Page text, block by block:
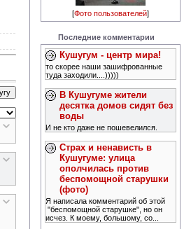
[Фото пользователей]
Последние комментарии
Кушугум - центр мира!
то скорее наши зашифрованные
туда заходили....)))))
В Кушугуме жители
десятка домов сидят без
воды
И не кто даже не пошевелился.
Страх и ненависть в
Кушугуме: улица
ополчилась против
беспомощной старушки
(фото)
Я написала комментарий об этой
"беспомощной старушке", но он
исчез. К моему, большому, со...